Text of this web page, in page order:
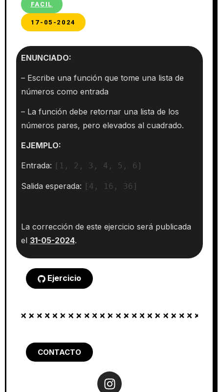
FACIL
17-05-2024
ENUNCIADO:
– Escribe una función que tome una lista de
números como entrada
– La función debe retornar una lista de los
números pares, pero elevados al cuadrado.
EJEMPLO:
Entrada: [1, 2, 3, 4, 5, 6]
Salida esperada: [4, 16, 36]
La corrección de este ejercicio será publicada
el 31-05-2024.
Ejercicio
CONTACTO